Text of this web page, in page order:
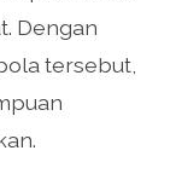
Dengan
tersebut,